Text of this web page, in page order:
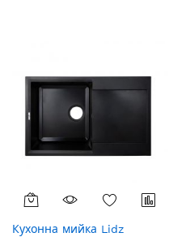
Кухонна мийка Lidz